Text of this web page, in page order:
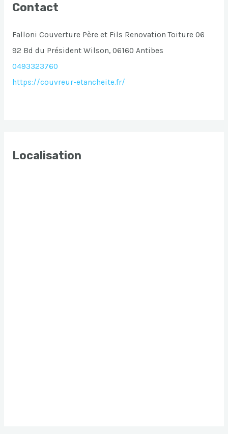
Contact
Falloni Couverture Père et Fils Renovation Toiture 06
92 Bd du Président Wilson, 06160 Antibes
0493323760
https://couvreur-etancheite.fr/
Localisation